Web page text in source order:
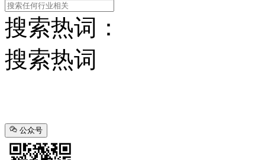
搜索热词：
搜索热词
公众号